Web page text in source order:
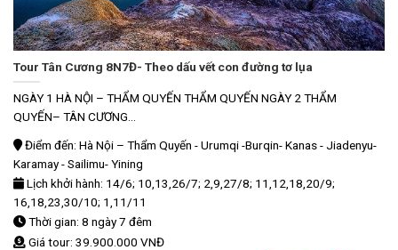
Tour Tân Cương 8N7Đ- Theo dấu vết con đường tơ lụa
NGÀY 1 HÀ NỘI – THẨM QUYẾN THẨM QUYẾN NGÀY 2 THẨM
QUYẾN– TÂN CƯƠNG...
Điểm đến: Hà Nội – Thẩm Quyến - Urumqi -Burqin- Kanas - Jiadenyu-
Karamay - Sailimu- Yining
Lịch khởi hành: 14/6; 10,13,26/7; 2,9,27/8; 11,12,18,20/9;
16,18,23,30/10; 1,11/11
Thời gian: 8 ngày 7 đêm
Giá tour: 39.900.000 VNĐ